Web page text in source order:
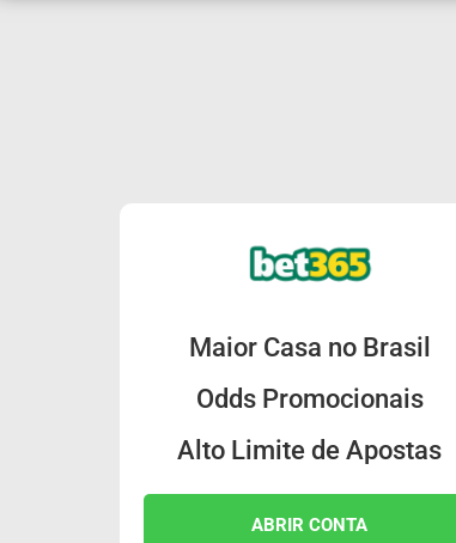
Maior Casa no Brasil
Odds Promocionais
Alto Limite de Apostas
ABRIR CONTA